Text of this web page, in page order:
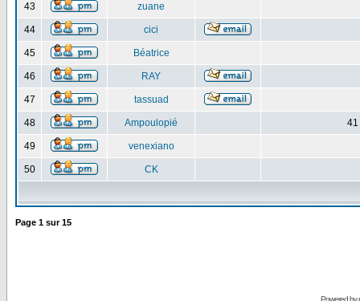
43 zuane
44 cici
45 Béatrice
46 RAY
47 tassuad
48 Ampoulopié 41
49 venexiano
50 CK
Page 1 sur15
Powered by